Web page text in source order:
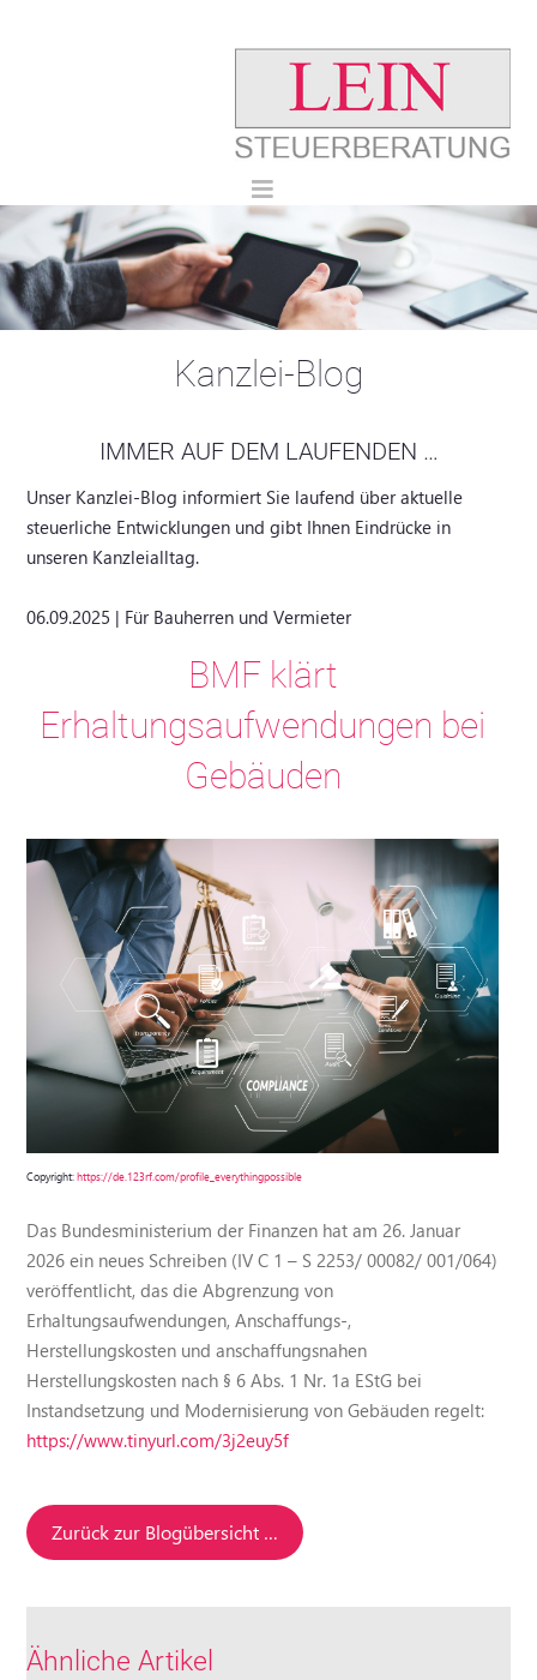
Kanzlei-Blog
IMMER AUF DEM LAUFENDEN …
Unser Kanzlei-Blog informiert Sie laufend über aktuelle
steuerliche Entwicklungen und gibt Ihnen Eindrücke in
unseren Kanzleialltag.
06.09.2025 | Für Bauherren und Vermieter
BMF klärt
Erhaltungsaufwendungen bei
Gebäuden
Copyright:https://de.123rf.com/profile_everythingpossible
Das Bundesministerium der Finanzen hat am 26. Januar
2026 ein neues Schreiben (IV C 1 – S 2253/ 00082/ 001/064)
veröffentlicht, das die Abgrenzung von
Erhaltungsaufwendungen, Anschaffungs-,
Herstellungskosten und anschaffungsnahen
Herstellungskosten nach § 6 Abs. 1 Nr. 1a EStG bei
Instandsetzung und Modernisierung von Gebäuden regelt:
https://www.tinyurl.com/3j2euy5f
Zurück zur Blogübersicht …
Ähnliche Artikel